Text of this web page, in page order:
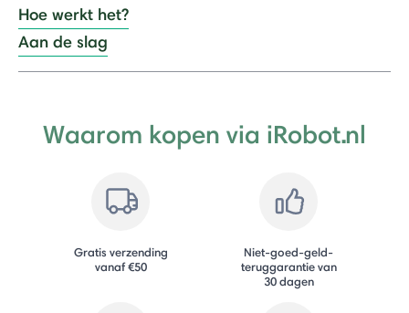
Hoe werkt het?
Aan de slag
Waarom kopen via iRobot.nl
Gratis verzending
vanaf €50
Niet-goed-geld-
teruggarantie van
30 dagen